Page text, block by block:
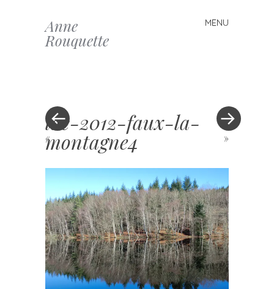
Anne
Rouquette
MENU
Skip to content
« »
lac-2012-faux-la-
montagne4